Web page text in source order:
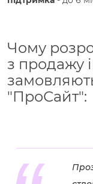
Чому
з продажу
"ПроСайт":